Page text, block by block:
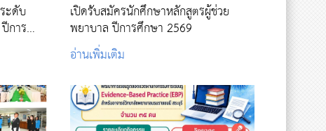
ะดับ
การ
เปิดรับสมัครนักศึกษาหลักสูตรผู้ช่วย
พยาบาล ปีการศึกษา 2569
อ่านเพิ่มเติม